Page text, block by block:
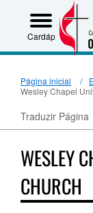
Cardápio
Página inicial
Wesley Chapel
Traduzir Página
WESLEY
CHURCH